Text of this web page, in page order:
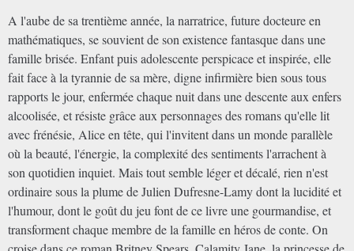
A l'aube de sa trentième année, la narratrice, future docteure en
mathématiques, se souvient de son existence fantasque dans une
famille brisée. Enfant puis adolescente perspicace et inspirée, elle
fait face à la tyrannie de sa mère, digne infirmière bien sous tous
rapports le jour, enfermée chaque nuit dans une descente aux enfers
alcoolisée, et résiste grâce aux personnages des romans qu'elle lit
avec frénésie, Alice en tête, qui l'invitent dans un monde parallèle
où la beauté, l'énergie, la complexité des sentiments l'arrachent à
son quotidien inquiet. Mais tout semble léger et décalé, rien n'est
ordinaire sous la plume de Julien Dufresne-Lamy dont la lucidité et
l'humour, dont le goût du jeu font de ce livre une gourmandise, et
transforment chaque membre de la famille en héros de conte. On